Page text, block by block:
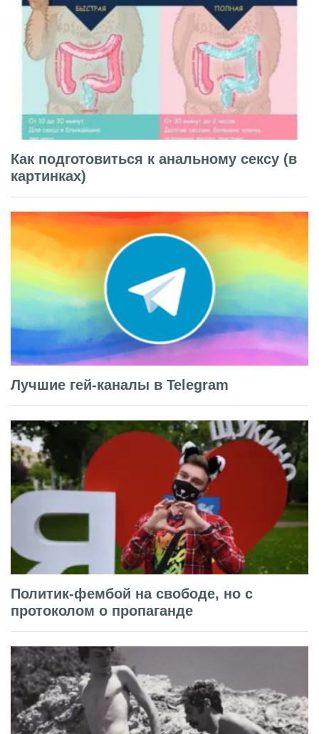
Как подготовиться к анальному сексу (в
картинках)
Лучшие гей-каналы в Telegram
Политик-фембой на свободе, но с
протоколом о пропаганде